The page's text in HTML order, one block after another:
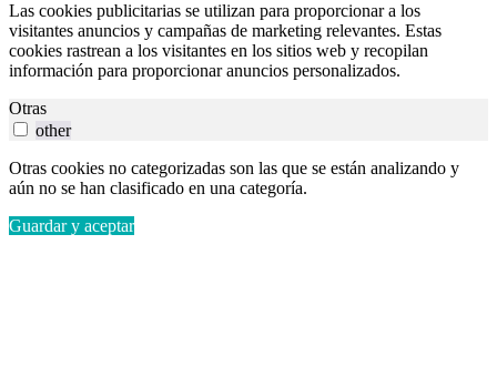
Las cookies publicitarias se utilizan para proporcionar a los
visitantes anuncios y campañas de marketing relevantes. Estas
cookies rastrean a los visitantes en los sitios web y recopilan
información para proporcionar anuncios personalizados.
Otras
other
Otras cookies no categorizadas son las que se están analizando y
aún no se han clasificado en una categoría.
Guardar y aceptar